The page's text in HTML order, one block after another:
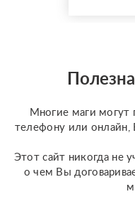
с
Многие маги могут
телефону или онлайн,
Этот сайт никогда не
о чем Вы